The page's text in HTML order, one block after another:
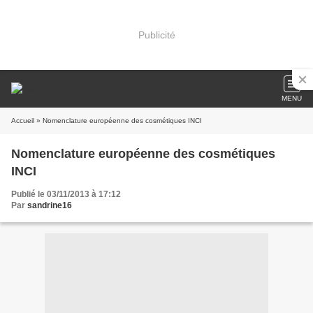
Publicité
MENU
Accueil » Nomenclature européenne des cosmétiques INCI
Nomenclature européenne des cosmétiques
INCI
Publié le 03/11/2013 à 17:12
Par sandrine16